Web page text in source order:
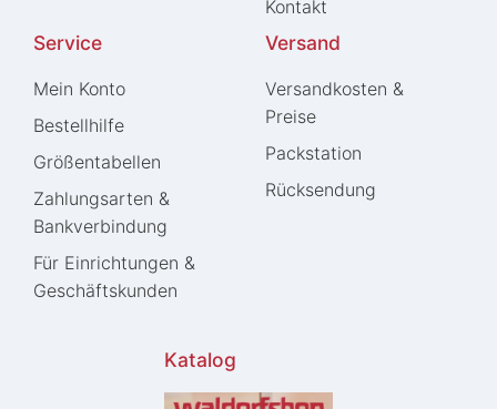
Kontakt
Service
Mein Konto
Bestellhilfe
Größentabellen
Zahlungsarten &
Bankverbindung
Für Einrichtungen &
Geschäftskunden
Versand
Versandkosten &
Preise
Packstation
Rücksendung
Katalog